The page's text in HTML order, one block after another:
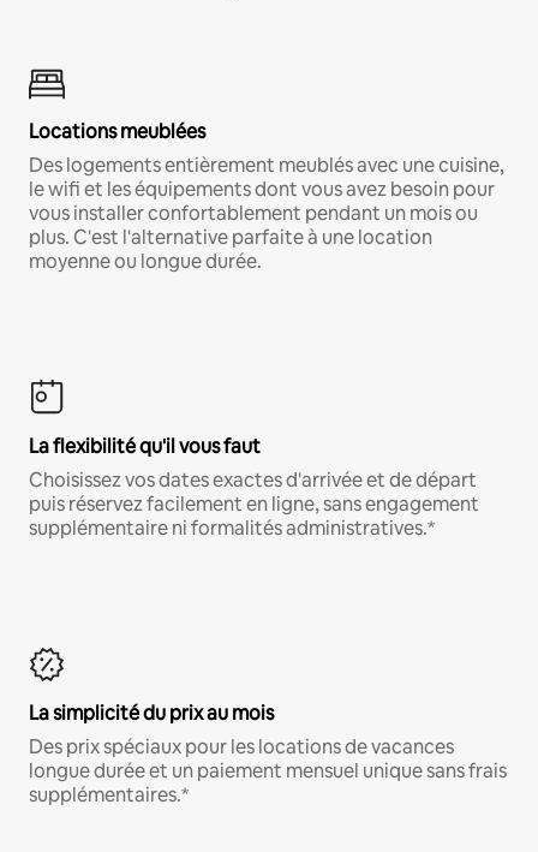
Locations meublées
Des logements entièrement meublés avec une cuisine,
le wifi et les équipements dont vous avez besoin pour
vous installer confortablement pendant un mois ou
plus. C'est l'alternative parfaite à une location
moyenne ou longue durée.
La flexibilité qu'il vous faut
Choisissez vos dates exactes d'arrivée et de départ
puis réservez facilement en ligne, sans engagement
supplémentaire ni formalités administratives.*
La simplicité du prix au mois
Des prix spéciaux pour les locations de vacances
longue durée et un paiement mensuel unique sans frais
supplémentaires.*